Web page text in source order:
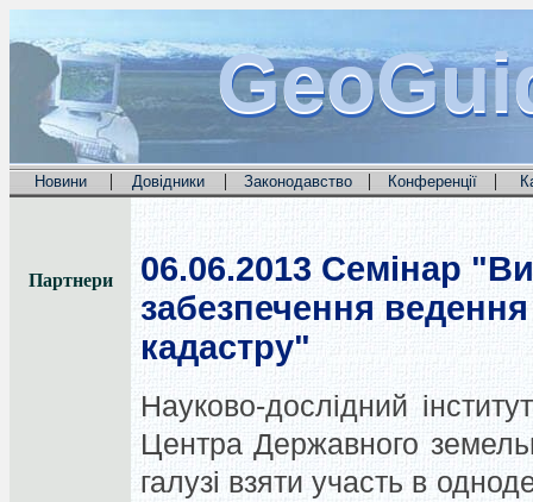
Новини | Довідники | Законодавство | Конференції |
Партнери 06.06.2013 Семінар
забезпечення
кадастру"
Науково-дослідний
Центра Державного
галузі взяти участь в